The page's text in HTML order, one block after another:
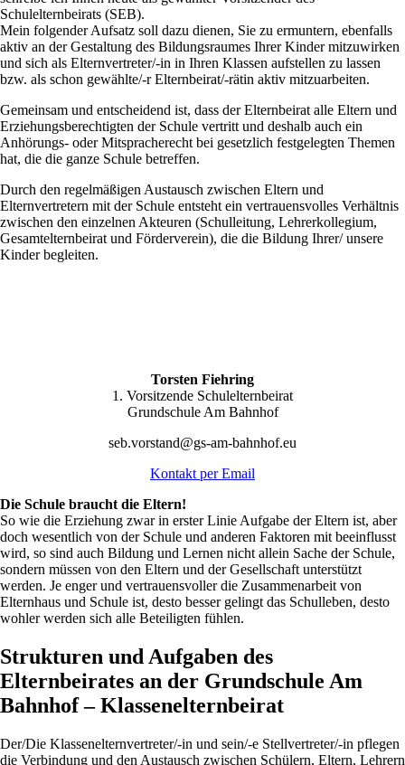
Schulelternbeirats (SEB).
Mein folgender Aufsatz soll dazu dienen, Sie zu ermuntern, ebenfalls
aktiv an der Gestaltung des Bildungsraumes Ihrer Kinder mitzuwirken
und sich als Elternvertreter/-in in Ihren Klassen aufstellen zu lassen
bzw. als schon gewählte/-r Elternbeirat/-rätin aktiv mitzuarbeiten.
Gemeinsam und entscheidend ist, dass der Elternbeirat alle Eltern und
Erziehungsberechtigten der Schule vertritt und deshalb auch ein
Anhörungs- oder Mitspracherecht bei gesetzlich festgelegten Themen
hat, die die ganze Schule betreffen.
Durch den regelmäßigen Austausch zwischen Eltern und
Elternvertretern mit der Schule entsteht ein vertrauensvolles Verhältnis
zwischen den einzelnen Akteuren (Schulleitung, Lehrerkollegium,
Gesamtelternbeirat und Förderverein), die die Bildung Ihrer/ unsere
Kinder begleiten.
Torsten Fiehring
1. Vorsitzende Schulelternbeirat
Grundschule Am Bahnhof
seb.vorstand@gs-am-bahnhof.eu
Kontakt per Email
Die Schule braucht die Eltern!
So wie die Erziehung zwar in erster Linie Aufgabe der Eltern ist, aber
doch wesentlich von der Schule und anderen Faktoren mit beeinflusst
wird, so sind auch Bildung und Lernen nicht allein Sache der Schule,
sondern müssen von den Eltern und der Gesellschaft unterstützt
werden. Je enger und vertrauensvoller die Zusammenarbeit von
Elternhaus und Schule ist, desto besser gelingt das Schulleben, desto
wohler werden sich alle Beteiligten fühlen.
Strukturen und Aufgaben des
Elternbeirates an der Grundschule Am
Bahnhof – Klassenelternbeirat
Der/Die Klassenelternvertreter/-in und sein/-e Stellvertreter/-in pflegen
die Verbindung und den Austausch zwischen Schülern, Eltern, Lehrern